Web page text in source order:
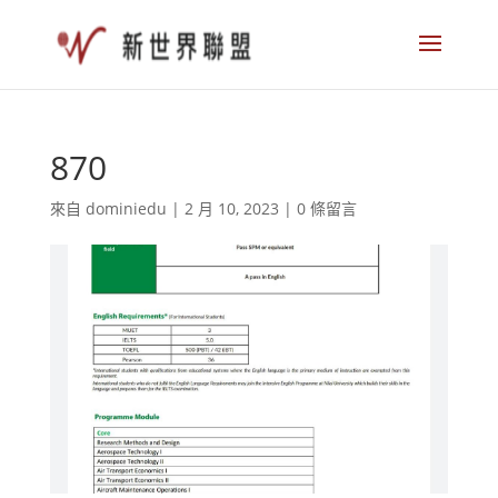
870
來自 dominiedu | 2 月 10, 2023 | 0 條留言